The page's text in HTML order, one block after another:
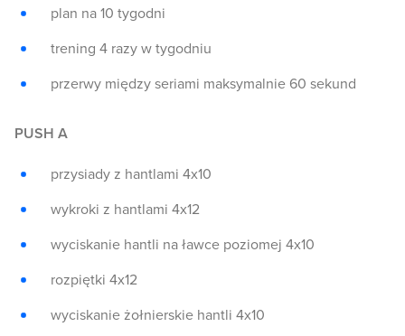
plan na 10 tygodni
trening 4 razy w tygodniu
przerwy między seriami maksymalnie 60 sekund
PUSH A
przysiady z hantlami 4x10
wykroki z hantlami 4x12
wyciskanie hantli na ławce poziomej 4x10
rozpiętki 4x12
wyciskanie żołnierskie hantli 4x10